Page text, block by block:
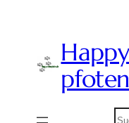
pfoten